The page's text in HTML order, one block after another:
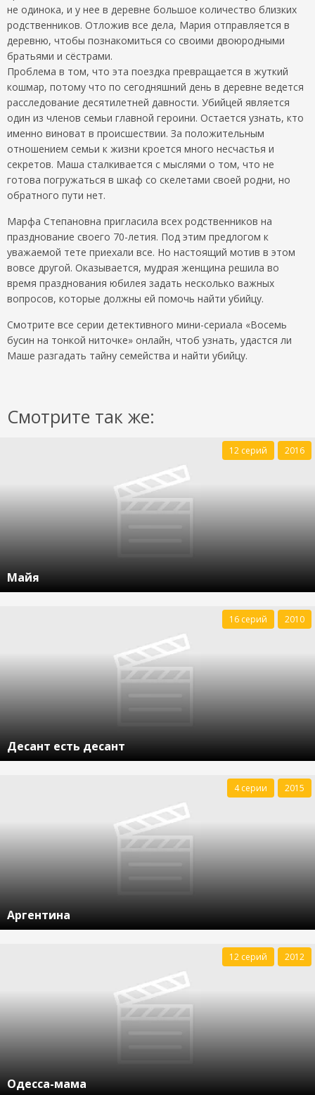
не одинока, и у нее в деревне большое количество близких
родственников. Отложив все дела, Мария отправляется в
деревню, чтобы познакомиться со своими двоюродными
братьями и сёстрами.
Проблема в том, что эта поездка превращается в жуткий
кошмар, потому что по сегодняшний день в деревне ведется
расследование десятилетней давности. Убийцей является
один из членов семьи главной героини. Остается узнать, кто
именно виноват в происшествии. За положительным
отношением семьи к жизни кроется много несчастья и
секретов. Маша сталкивается с мыслями о том, что не
готова погружаться в шкаф со скелетами своей родни, но
обратного пути нет.
Марфа Степановна пригласила всех родственников на
празднование своего 70-летия. Под этим предлогом к
уважаемой тете приехали все. Но настоящий мотив в этом
вовсе другой. Оказывается, мудрая женщина решила во
время празднования юбилея задать несколько важных
вопросов, которые должны ей помочь найти убийцу.
Смотрите все серии детективного мини-сериала «Восемь
бусин на тонкой ниточке» онлайн, чтоб узнать, удастся ли
Маше разгадать тайну семейства и найти убийцу.
Смотрите так же:
Майя
12 серий 2016
Десант есть десант
16 серий 2010
Аргентина
4 серии 2015
Одесса-мама
12 серий 2012